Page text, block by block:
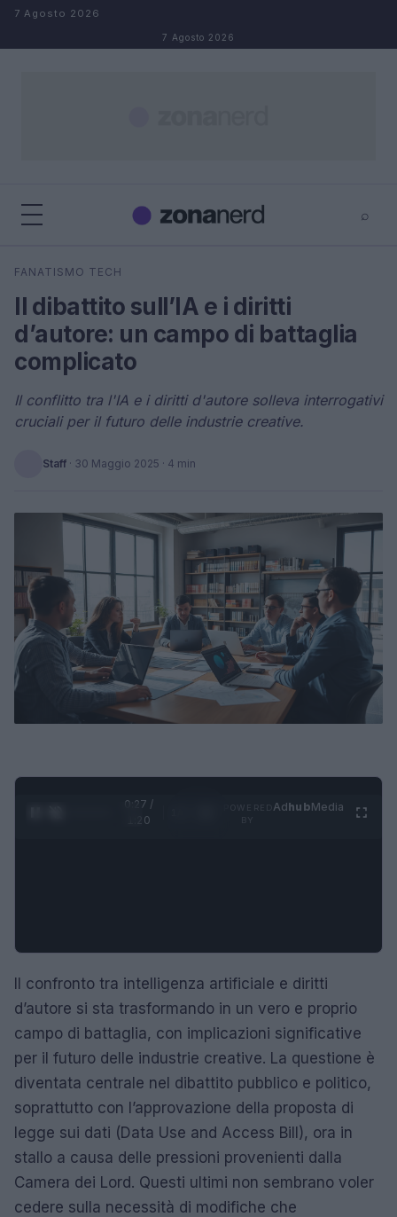
Salta al contenuto
7 Agosto 2026
7 Agosto 2026
⌕
Cerca
FANATISMO TECH
Il dibattito sull’IA e i diritti
d’autore: un campo di battaglia
complicato
Il conflitto tra l'IA e i diritti d'autore solleva interrogativi
cruciali per il futuro delle industrie creative.
Staff · 30 Maggio 2025 · 4 min
0:28 /
1:20
AdhubMedia
Il confronto tra intelligenza artificiale e diritti
d’autore si sta trasformando in un vero e proprio
campo di battaglia, con implicazioni significative
per il futuro delle industrie creative. La questione è
diventata centrale nel dibattito pubblico e politico,
soprattutto con l’approvazione della proposta di
legge sui dati (Data Use and Access Bill), ora in
stallo a causa delle pressioni provenienti dalla
Camera dei Lord. Questi ultimi non sembrano voler
cedere sulla necessità di modifiche che